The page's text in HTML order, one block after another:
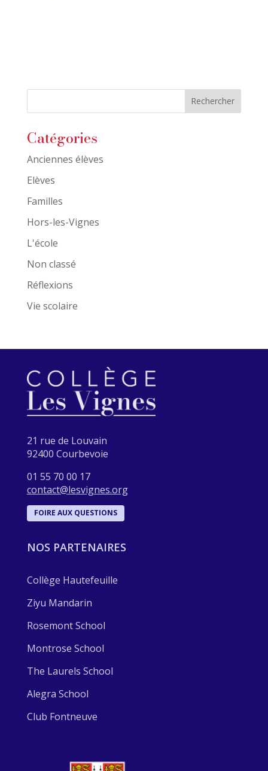
Catégories
Anciennes élèves
Elèves
Familles
Hors-les-Vignes
L'école
Non classé
Réflexions
Vie scolaire
21 rue de Louvain
92400 Courbevoie
01 55 70 00 17
contact@lesvignes.org
FOIRE AUX QUESTIONS
NOS PARTENAIRES
Collège Hautefeuille
Ziyu Mandarin
Rosemont School
Montrose School
The Laurels School
Alegra School
Club Fontneuve